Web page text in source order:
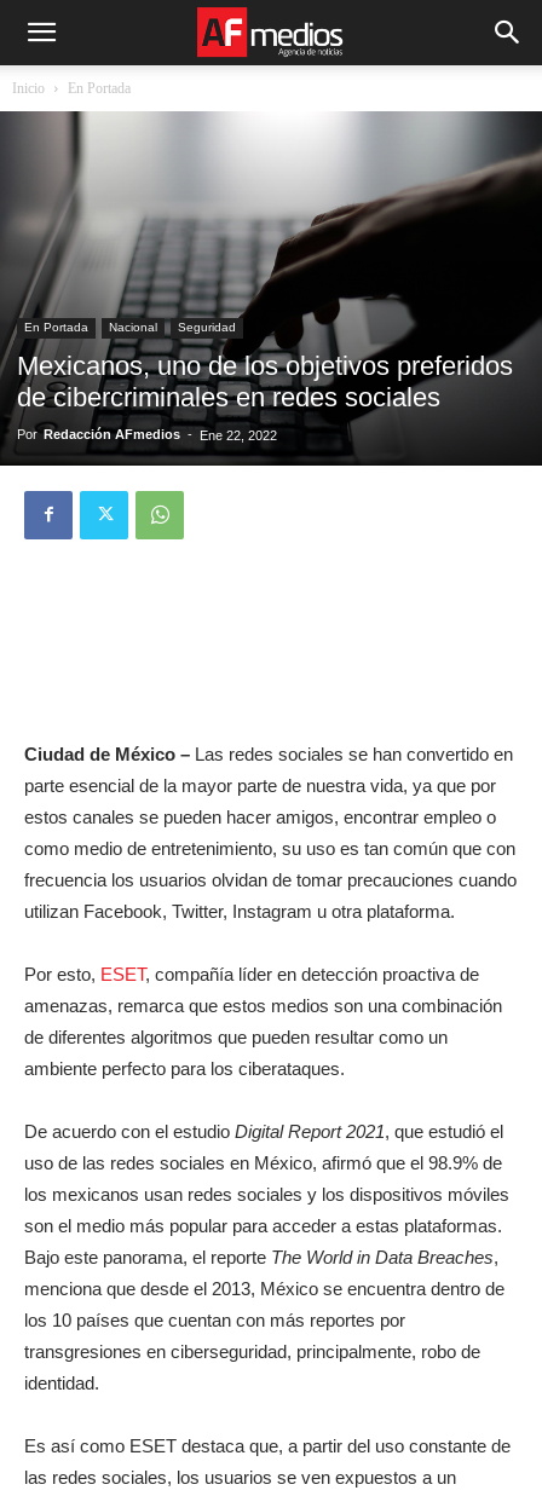
Inicio En Portada
En Portada Nacional Seguridad
Mexicanos, uno de los objetivos preferidos
de cibercriminales en redes sociales
Por Redacción AFmedios - Ene 22, 2022
Ciudad de México – Las redes sociales se han convertido en
parte esencial de la mayor parte de nuestra vida, ya que por
estos canales se pueden hacer amigos, encontrar empleo o
como medio de entretenimiento, su uso es tan común que con
frecuencia los usuarios olvidan de tomar precauciones cuando
utilizan Facebook, Twitter, Instagram u otra plataforma.
Por esto, ESET, compañía líder en detección proactiva de
amenazas, remarca que estos medios son una combinación
de diferentes algoritmos que pueden resultar como un
ambiente perfecto para los ciberataques.
De acuerdo con el estudio Digital Report 2021, que estudió el
uso de las redes sociales en México, afirmó que el 98.9% de
los mexicanos usan redes sociales y los dispositivos móviles
son el medio más popular para acceder a estas plataformas.
Bajo este panorama, el reporte The World in Data Breaches,
menciona que desde el 2013, México se encuentra dentro de
los 10 países que cuentan con más reportes por
transgresiones en ciberseguridad, principalmente, robo de
identidad.
Es así como ESET destaca que, a partir del uso constante de
las redes sociales, los usuarios se ven expuestos a un